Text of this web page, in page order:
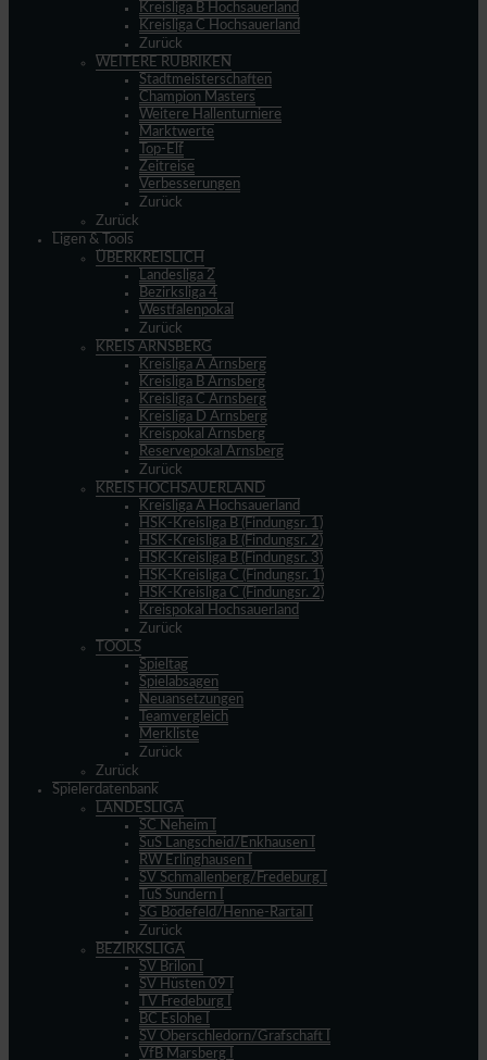
Kreisliga B Hochsauerland
Kreisliga C Hochsauerland
Zurück
WEITERE RUBRIKEN
Stadtmeisterschaften
Champion Masters
Weitere Hallenturniere
Marktwerte
Top-Elf
Zeitreise
Verbesserungen
Zurück
Zurück
Ligen & Tools
ÜBERKREISLICH
Landesliga 2
Bezirksliga 4
Westfalenpokal
Zurück
KREIS ARNSBERG
Kreisliga A Arnsberg
Kreisliga B Arnsberg
Kreisliga C Arnsberg
Kreisliga D Arnsberg
Kreispokal Arnsberg
Reservepokal Arnsberg
Zurück
KREIS HOCHSAUERLAND
Kreisliga A Hochsauerland
HSK-Kreisliga B (Findungsr. 1)
HSK-Kreisliga B (Findungsr. 2)
HSK-Kreisliga B (Findungsr. 3)
HSK-Kreisliga C (Findungsr. 1)
HSK-Kreisliga C (Findungsr. 2)
Kreispokal Hochsauerland
Zurück
TOOLS
Spieltag
Spielabsagen
Neuansetzungen
Teamvergleich
Merkliste
Zurück
Zurück
Spielerdatenbank
LANDESLIGA
SC Neheim I
SuS Langscheid/Enkhausen I
RW Erlinghausen I
SV Schmallenberg/Fredeburg I
TuS Sundern I
SG Bödefeld/Henne-Rartal I
Zurück
BEZIRKSLIGA
SV Brilon I
SV Hüsten 09 I
TV Fredeburg I
BC Eslohe I
SV Oberschledorn/Grafschaft I
VfB Marsberg I